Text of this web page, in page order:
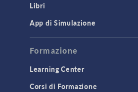
Libri
App di Simulazione
Formazione
Learning Center
Corsi di Formazione